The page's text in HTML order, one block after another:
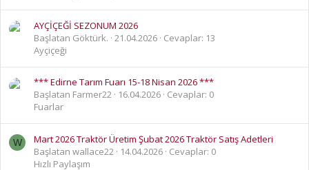
AYÇİÇEĞİ SEZONUM 2026
Başlatan Göktürk.
21.04.2026 Cevaplar: 13
Ayçiçeği
*** Edirne Tarım Fuarı 15-18 Nisan 2026 ***
Başlatan Farmer22
16.04.2026 Cevaplar: 0
Fuarlar
W
Mart 2026 Traktör Üretim Şubat 2026 Traktör Satış Adetleri
Başlatan wallace22
14.04.2026 Cevaplar: 0
Hızlı Paylaşım